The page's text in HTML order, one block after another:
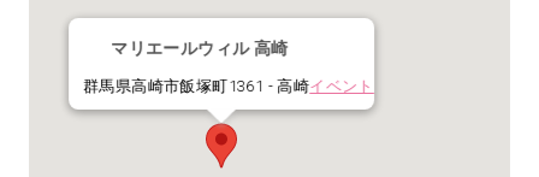
マリエールウィル 高崎
群馬県高崎市飯塚町1361 - 高崎イベント